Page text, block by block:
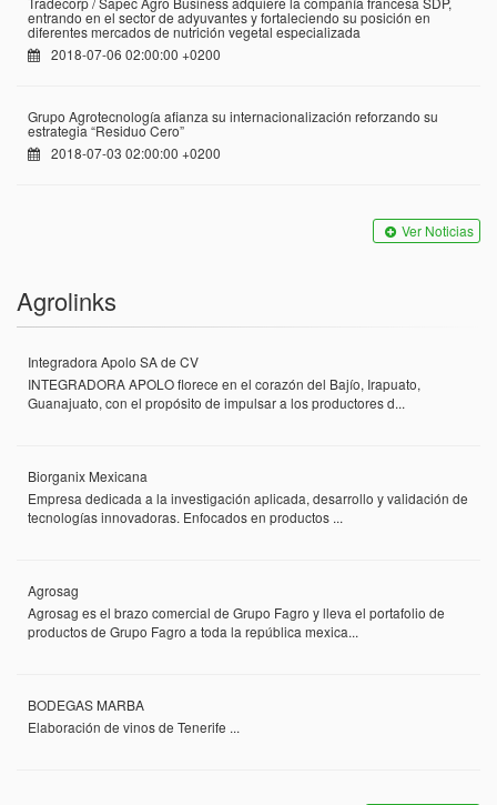
entrando en el sector de adyuvantes y fortaleciendo su posición en
diferentes mercados de nutrición vegetal especializada
2018-07-06 02:00:00 +0200
Grupo Agrotecnología afianza su internacionalización reforzando su
estrategia “Residuo Cero”
2018-07-03 02:00:00 +0200
Ver Noticias
Agrolinks
Integradora Apolo SA de CV
INTEGRADORA APOLO florece en el corazón del Bajío, Irapuato,
Guanajuato, con el propósito de impulsar a los productores d...
Biorganix Mexicana
Empresa dedicada a la investigación aplicada, desarrollo y validación de
tecnologías innovadoras. Enfocados en productos ...
Agrosag
Agrosag es el brazo comercial de Grupo Fagro y lleva el portafolio de
productos de Grupo Fagro a toda la república mexica...
BODEGAS MARBA
Elaboración de vinos de Tenerife ...